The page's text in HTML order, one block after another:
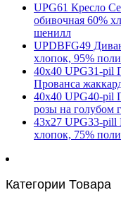
UPG61 Кресло
обивочная 60%
шенилл
UPDBFG49
хлопок, 95%
40х40 UPG31-pil
Прованса
40х40 UPG40-pil
розы на голубом
43х27 UPG33-pill
хлопок, 75%
Категории Товара